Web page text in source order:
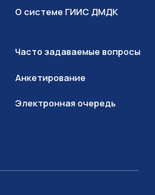
О системе ГИИС ДМДК
Часто задаваемые вопросы
Анкетирование
Электронная очередь